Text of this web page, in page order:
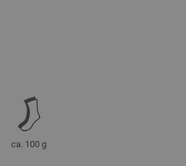
ca. 100 g